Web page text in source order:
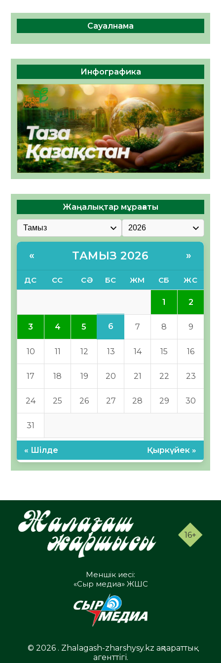
Сауалнама
Инфографика
Жаңалықтар мұрағаты
« ТАМЫЗ 2026 »
ДС СС СӘ БС ЖМ СБ ЖС
1 2
3 4 5 6 7 8 9
10 11 12 13 14 15 16
17 18 19 20 21 22 23
24 25 26 27 28 29 30
31
« Шілде Қыркүйек »
16+
Меншік иесі:
«Сыр медиа» ЖШС
© 2026 . Zhalagash-zharshysy.kz ақпараттық
агенттігі.